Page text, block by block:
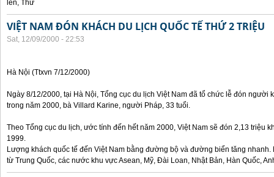
len, Thứ
VIỆT NAM ĐÓN KHÁCH DU LỊCH QUỐC TẾ THỨ 2 TRIỆU
Sat, 12/09/2000 - 22:53
Hà Nội (Ttxvn 7/12/2000)
Ngày 8/12/2000, tại Hà Nội, Tổng cục du lịch Việt Nam đã tổ chức lễ đón người
trong năm 2000, bà Villard Karine, người Pháp, 33 tuổi.
Theo Tổng cục du lịch, ước tính đến hết năm 2000, Việt Nam sẽ đón 2,13 triệu
1999.
Lượng khách quốc tế đến Việt Nam bằng đường bộ và đường biển tăng nhanh.
từ Trung Quốc, các nước khu vực Asean, Mỹ, Đài Loan, Nhật Bản, Hàn Quốc,